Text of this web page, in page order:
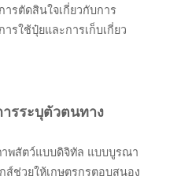
รตัดสินใจเกี่ยวกับการ
รใช้ปุ๋ยและการเก็บเกี่ยว
รระบุตัวตนทาง
พสัตว์แบบดิจิทัล แบบบูรณา
ช่วยให้เกษตรกรตอบสนอง